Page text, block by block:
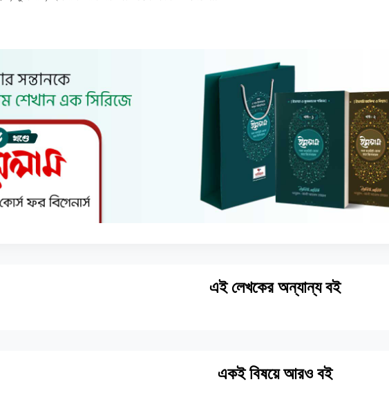
এই লেখকের অন্যান্য বই
একই বিষয়ে আরও বই